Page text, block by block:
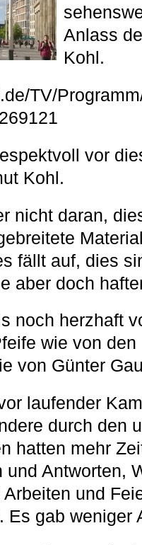
Anlass
Kohl.
TV/
vor
Kohl.
nicht daran,
fällt auf, dies
aber doch
noch herzhaft
wie von
von Günter
laufender
durch den
hatten mehr
und Antworten,
und
Es gab weniger